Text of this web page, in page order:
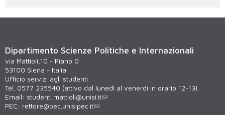
Dipartimento Scienze Politiche e Internazionali
via Mattioli,10 - Piano 0
53100 Siena - Italia
Ufficio servizi agli studenti
Tel. 0577 235540 (attivo dal lunedì al venerdì in orario 12-13)
Email: studenti.mattioli@unisi.it
PEC: rettore@pec.unisipec.it